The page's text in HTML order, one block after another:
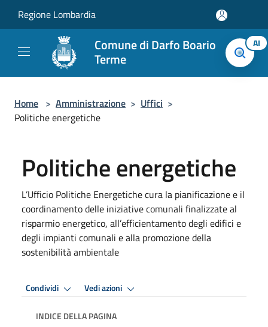
Regione Lombardia
Comune di Darfo Boario
Terme
AI
Home > Amministrazione > Uffici >
Politiche energetiche
Politiche energetiche
L’Ufficio Politiche Energetiche cura la pianificazione e il
coordinamento delle iniziative comunali finalizzate al
risparmio energetico, all’efficientamento degli edifici e
degli impianti comunali e alla promozione della
sostenibilità ambientale
Condividi Vedi azioni
INDICE DELLA PAGINA